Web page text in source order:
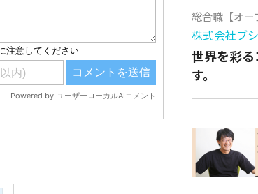
総合職【オー
株式会社ブ
世界を彩
す。